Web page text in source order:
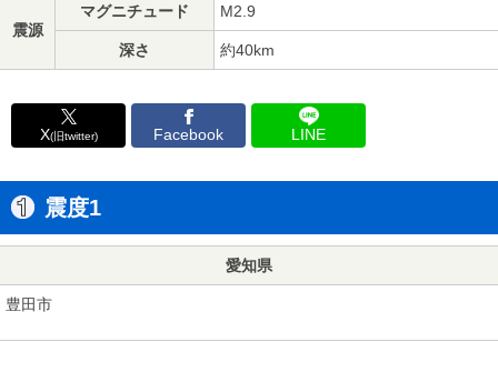
震源
マグニチュード M2.9
深さ 約40km
X(旧twitter) Facebook LINE
震度1
愛知県
豊田市